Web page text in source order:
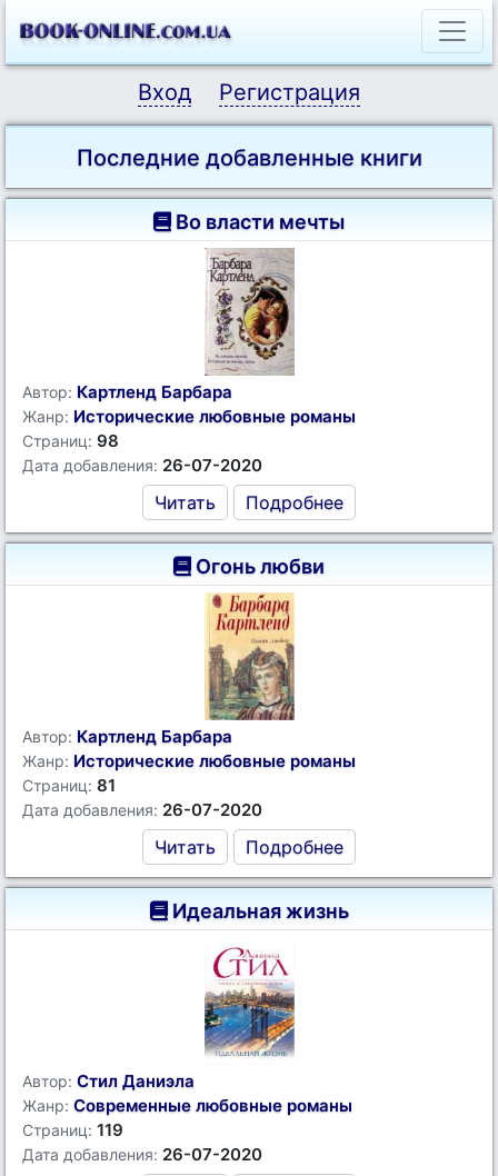
Вход Регистрация
Последние добавленные книги
Во власти мечты
Автор: Картленд Барбара
Жанр: Исторические любовные романы
Страниц: 98
Дата добавления: 26-07-2020
Читать Подробнее
Огонь любви
Автор: Картленд Барбара
Жанр: Исторические любовные романы
Страниц: 81
Дата добавления: 26-07-2020
Читать Подробнее
Идеальная жизнь
Автор: Стил Даниэла
Жанр: Современные любовные романы
Страниц: 119
Дата добавления: 26-07-2020